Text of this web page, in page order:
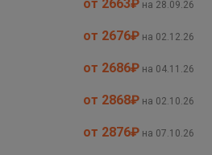
от 2663₽ на 28.09.26
от 2676₽ на 02.12.26
от 2686₽ на 04.11.26
от 2868₽ на 02.10.26
от 2876₽ на 07.10.26